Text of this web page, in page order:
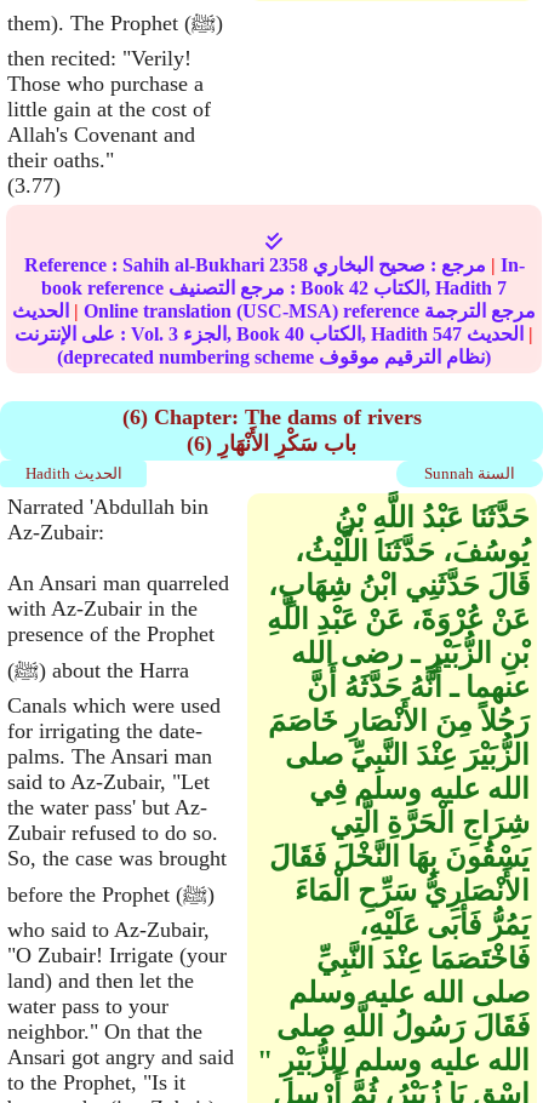
them). The Prophet (ﷺ)
then recited: "Verily!
Those who purchase a
little gain at the cost of
Allah's Covenant and
their oaths."
(3.77)
Reference : Sahih al-Bukhari 2358 مرجع : صحيح البخاري | In-
book reference مرجع التصنيف : Book 42 الكتاب, Hadith 7
| Online translation (USC-MSA) reference مرجع الترجمة
على الإنترنت : Vol. 3 الجزء, Book 40 الكتاب, Hadith 547
|
(deprecated numbering scheme نظام الترقيم موقوف)
(6) Chapter: The dams of rivers
(6) باب سَكْرِ الأَنْهَارِ
Sunnah السنة Hadith الحديث
Narrated 'Abdullah bin
Az-Zubair:
An Ansari man quarreled
with Az-Zubair in the
presence of the Prophet
(ﷺ) about the Harra
Canals which were used
for irrigating the date-
palms. The Ansari man
said to Az-Zubair, "Let
the water pass' but Az-
Zubair refused to do so.
So, the case was brought
before the Prophet (ﷺ)
who said to Az-Zubair,
"O Zubair! Irrigate (your
land) and then let the
water pass to your
neighbor." On that the
Ansari got angry and said
to the Prophet, "Is it
حَدَّثَنَا عَبْدُ اللَّهِ بْنُ
يُوسُفَ، حَدَّثَنَا اللَّيْثُ،
قَالَ حَدَّثَنِي ابْنُ شِهَابٍ،
عَنْ عُرْوَةَ، عَنْ عَبْدِ اللَّهِ
بْنِ الزُّبَيْرِ ـ رضى الله
عنهما ـ أَنَّهُ حَدَّثَهُ أَنَّ
رَجُلاً مِنَ الأَنْصَارِ خَاصَمَ
الزُّبَيْرَ عِنْدَ النَّبِيِّ صلى
الله عليه وسلم فِي
شِرَاجِ الْحَرَّةِ الَّتِي
يَسْقُونَ بِهَا النَّخْلَ فَقَالَ
الأَنْصَارِيُّ سَرِّحِ الْمَاءَ
يَمُرُّ فَأَبَى عَلَيْهِ،
فَاخْتَصَمَا عِنْدَ النَّبِيِّ
صلى الله عليه وسلم
فَقَالَ رَسُولُ اللَّهِ صلى
الله عليه وسلم لِلزُّبَيْرِ ‏"‏
اسْقِ يَا زُبَيْرُ، ثُمَّ أَرْسِلِ